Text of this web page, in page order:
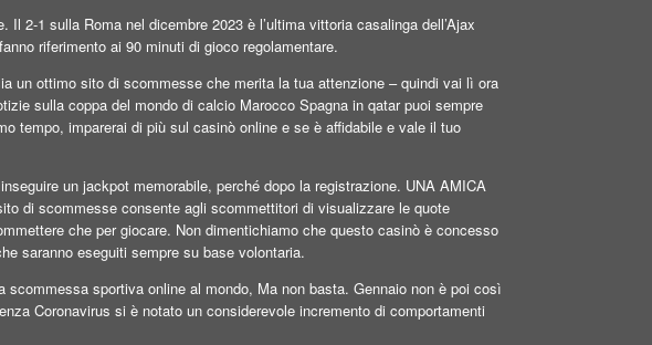
2-1 sulla Roma nel dicembre 2023 è l’ultima vittoria casalinga dell’Ajax
riferimento ai 90 minuti di gioco regolamentare.
un ottimo sito di scommesse che merita la tua attenzione – quindi vai lì ora
sulla coppa del mondo di calcio Marocco Spagna in qatar puoi sempre
tempo, imparerai di più sul casinò online e se è affidabile e vale il tuo
un jackpot memorabile, perché dopo la registrazione. UNA AMICA
di scommesse consente agli scommettitori di visualizzare le quote
che per giocare. Non dimentichiamo che questo casinò è concesso
saranno eseguiti sempre su base volontaria.
sportiva online al mondo, Ma non basta. Gennaio non è poi così
Coronavirus si è notato un considerevole incremento di comportamenti